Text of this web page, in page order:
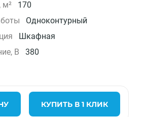
м²
170
Одноконтурный
Шкафная
В
380
КУПИТЬ В 1 КЛИК